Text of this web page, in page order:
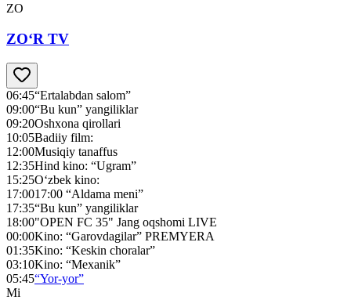
ZO
ZO‘R TV
06:45“Ertalabdan salom”
09:00“Bu kun” yangiliklar
09:20Oshxona qirollari
10:05Badiiy film:
12:00Musiqiy tanaffus
12:35Hind kino: “Ugram”
15:25O‘zbek kino:
17:0017:00 “Aldama meni”
17:35“Bu kun” yangiliklar
18:00"OPEN FC 35" Jang oqshomi LIVE
00:00Kino: “Garovdagilar” PREMYERA
01:35Kino: “Keskin choralar”
03:10Kino: “Mexanik”
05:45“Yor-yor”
Mi